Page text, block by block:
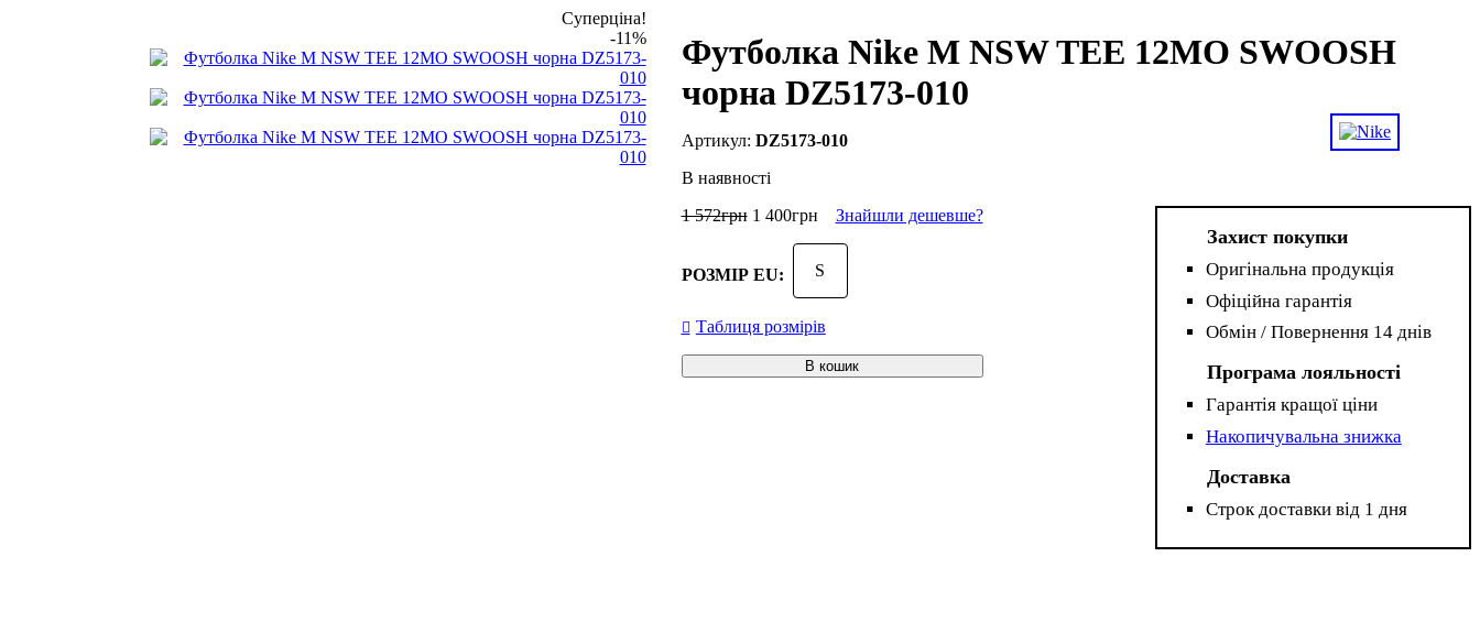
Суперціна!
-11%
Футболка Nike M NSW TEE 12MO SWOOSH
чорна DZ5173-010
DZ5173-010
В наявності
1 572грн 1 400грн Знайшли дешевше?
РОЗМІР EU: S
Таблиця розмірів
В кошик
Захист покупки
Оригінальна продукція
Офіційна гарантія
Обмін / Повернення 14 днів
Програма лояльності
Гарантія кращої ціни
Накопичувальна знижка
Доставка
Строк доставки від 1 дня